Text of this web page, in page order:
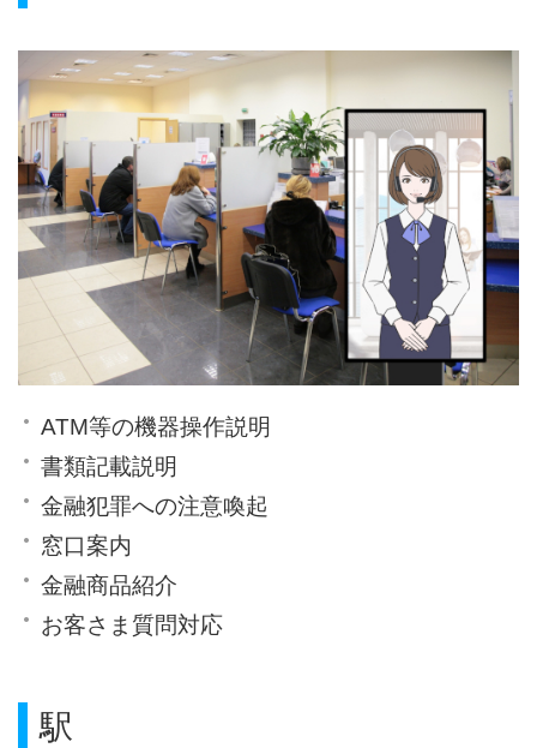
ATM等の機器操作説明
書類記載説明
金融犯罪への注意喚起
窓口案内
金融商品紹介
お客さま質問対応
駅